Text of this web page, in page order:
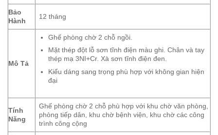
Bảo
Hành
12 tháng
Mô Tả
Ghế phòng chờ 2 chỗ ngồi.
Mặt thép đột lỗ sơn tĩnh điện màu ghi. Chân và tay
thép mạ 3NI+Cr. Xà sơn tĩnh điện đen.
Kiểu dáng sang trọng phù hợp với không gian hiện
đại
Tính
Năng
Ghế phòng chờ 2 chỗ phù hợp với khu chờ văn phòng,
phòng tiếp dân, khu chờ bệnh viện, khu chờ các công
trình công cộng